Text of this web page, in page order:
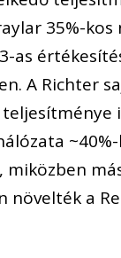
35%-
as
A Richter
miközben
növelték a